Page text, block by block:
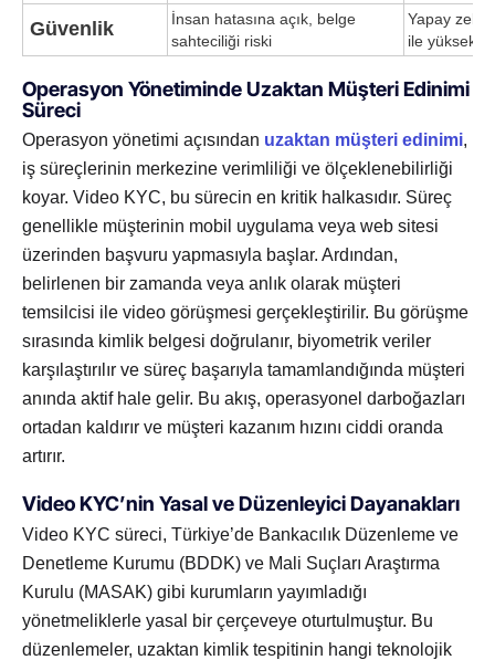
Güvenlik
İnsan hatasına açık, belge
sahteciliği riski
Yapay zeka
ile yüksek
Operasyon Yönetiminde Uzaktan Müşteri Edinimi
Süreci
Operasyon yönetimi açısından uzaktan müşteri edinimi,
iş süreçlerinin merkezine verimliliği ve ölçeklenebilirliği
koyar. Video KYC, bu sürecin en kritik halkasıdır. Süreç
genellikle müşterinin mobil uygulama veya web sitesi
üzerinden başvuru yapmasıyla başlar. Ardından,
belirlenen bir zamanda veya anlık olarak müşteri
temsilcisi ile video görüşmesi gerçekleştirilir. Bu görüşme
sırasında kimlik belgesi doğrulanır, biyometrik veriler
karşılaştırılır ve süreç başarıyla tamamlandığında müşteri
anında aktif hale gelir. Bu akış, operasyonel darboğazları
ortadan kaldırır ve müşteri kazanım hızını ciddi oranda
artırır.
Video KYC’nin Yasal ve Düzenleyici Dayanakları
Video KYC süreci, Türkiye’de Bankacılık Düzenleme ve
Denetleme Kurumu (BDDK) ve Mali Suçları Araştırma
Kurulu (MASAK) gibi kurumların yayımladığı
yönetmeliklerle yasal bir çerçeveye oturtulmuştur. Bu
düzenlemeler, uzaktan kimlik tespitinin hangi teknolojik